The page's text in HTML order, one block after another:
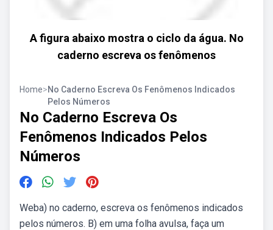
A figura abaixo mostra o ciclo da água. No
caderno escreva os fenômenos
Home>No Caderno Escreva Os Fenômenos Indicados
Pelos Números
No Caderno Escreva Os
Fenômenos Indicados Pelos
Números
Weba) no caderno, escreva os fenômenos indicados
pelos números. B) em uma folha avulsa, faça um